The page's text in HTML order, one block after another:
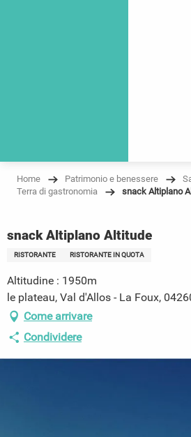
Home Patrimonio e benessere
Terra di gastronomia
snack Altiplano
snack Altiplano Altitude
RISTORANTE RISTORANTE IN QUOTA
Altitudine : 1950m
le plateau, Val d'Allos - La Foux,
Come arrivare
Condividere